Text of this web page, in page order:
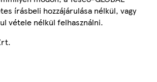
írásbeli hozzájárulása nélkül, vagy
vétele nélkül felhasználni.